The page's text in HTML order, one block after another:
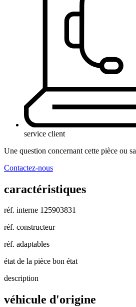
service client
Une question concernant cette pièce ou
Contactez-nous
caractéristiques
réf. interne 125903831
réf. constructeur
réf. adaptables
état de la pièce bon état
description
véhicule d'origine